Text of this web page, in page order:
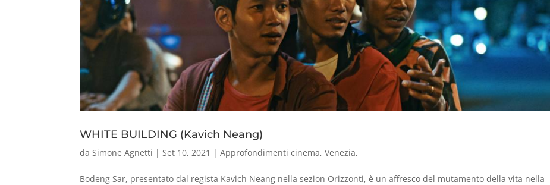
WHITE BUILDING (Kavich Neang)
da Simone Agnetti | Set 10, 2021 |Approfondimenti cinema,Venezia,
Bodeng Sar, presentato dal regista Kavich Neang nella sezion Orizzonti, è un affresco del mutamento della vita nella